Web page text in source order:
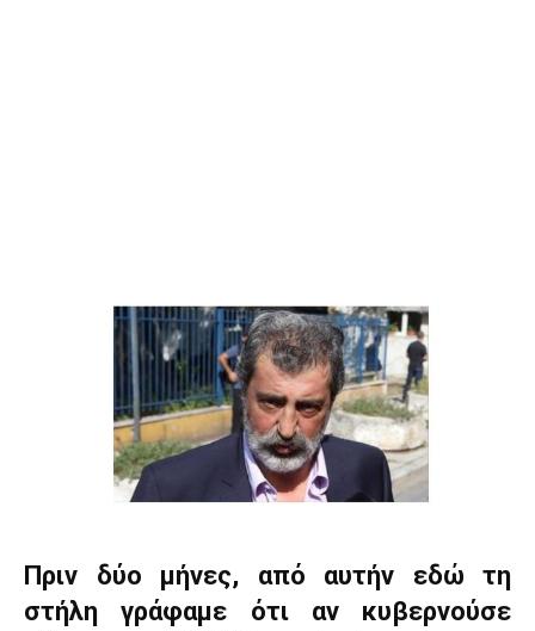
Πριν δύο μήνες, από αυτήν εδώ τη
στήλη γράφαμε ότι αν κυβερνούσε